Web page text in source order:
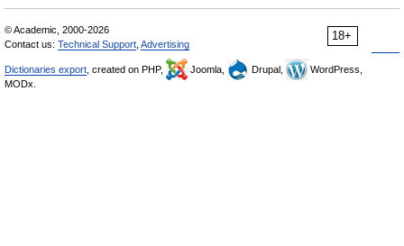
18+
© Academic, 2000-2026
Contact us: Technical Support Advertising
Dictionaries export , created on PHP, Joomla, Drupal,
WordPress,
MODx.